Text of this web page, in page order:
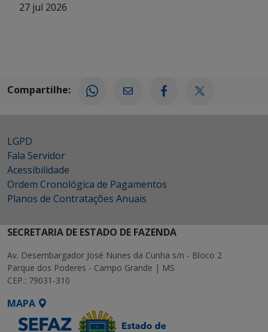
27 jul 2026
Compartilhe:
LGPD
Fala Servidor
Acessibilidade
Ordem Cronológica de Pagamentos
Planos de Contratações Anuais
SECRETARIA DE ESTADO DE FAZENDA
Av. Desembargador José Nunes da Cunha s/n - Bloco 2
Parque dos Poderes - Campo Grande | MS
CEP.: 79031-310
MAPA